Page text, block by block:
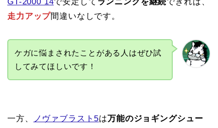
走力アップ間違いなしです。
ケガに悩まされたことがある人はぜひ試
してみてほしいです！
一方、 ノヴァブラスト5は万能のジョギングシュー